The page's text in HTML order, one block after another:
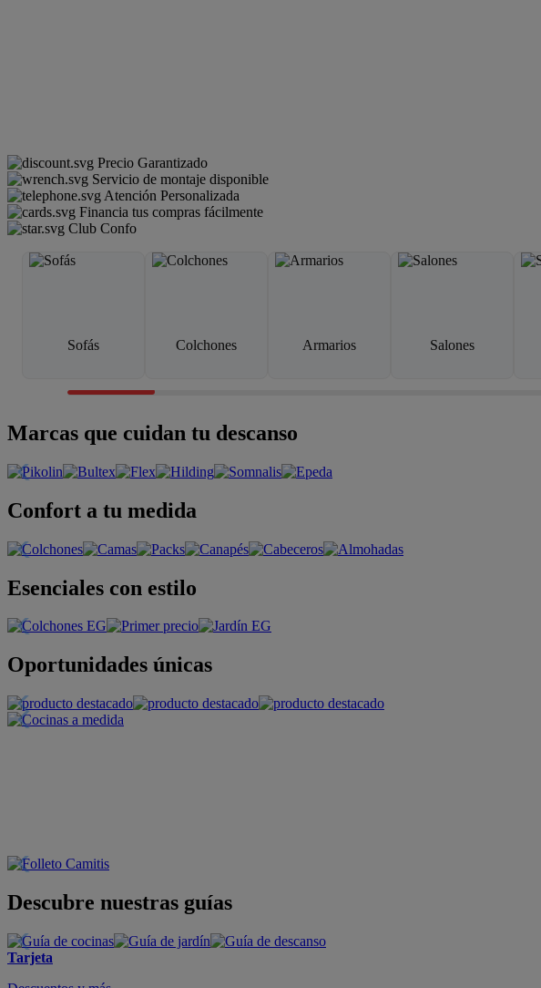
Precio Garantizado
Servicio de montaje disponible
Atención Personalizada
Financia tus compras fácilmente
Club Confo
Sofás Colchones Armarios Salones
Marcas que cuidan tu descanso
Confort a tu medida
Esenciales con estilo
Oportunidades únicas
Descubre nuestras guías
Tarjeta